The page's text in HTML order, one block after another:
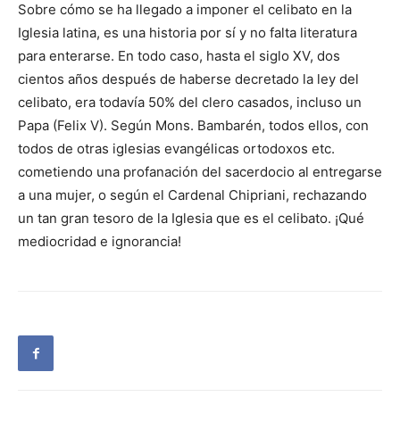
Sobre cómo se ha llegado a imponer el celibato en la
Iglesia latina, es una historia por sí y no falta literatura
para enterarse. En todo caso, hasta el siglo XV, dos
cientos años después de haberse decretado la ley del
celibato, era todavía 50% del clero casados, incluso un
Papa (Felix V). Según Mons. Bambarén, todos ellos, con
todos de otras iglesias evangélicas ortodoxos etc.
cometiendo una profanación del sacerdocio al entregarse
a una mujer, o según el Cardenal Chipriani, rechazando
un tan gran tesoro de la Iglesia que es el celibato. ¡Qué
mediocridad e ignorancia!